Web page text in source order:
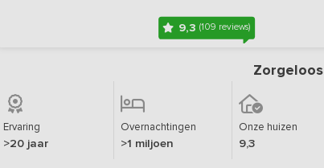
9,3 (109 reviews)
Ervaring
>20 jaar
Overnachtingen
>1 miljoen
Onze huizen
9,3